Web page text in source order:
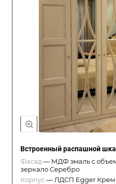
Встроенный распашной
Фасад — МДФ эмаль с
зеркало Серебро
Корпус— ЛДСП Egger